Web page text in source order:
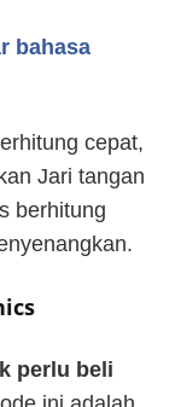
bahasa
cepat,
Jari tangan
berhitung
perlu beli